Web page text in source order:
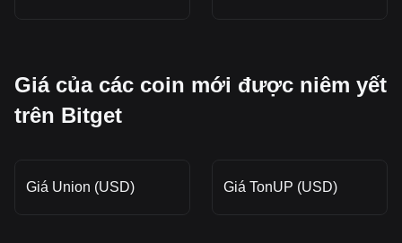
Giá của các coin mới được niêm yết
trên Bitget
Giá Union (USD) Giá TonUP (USD)